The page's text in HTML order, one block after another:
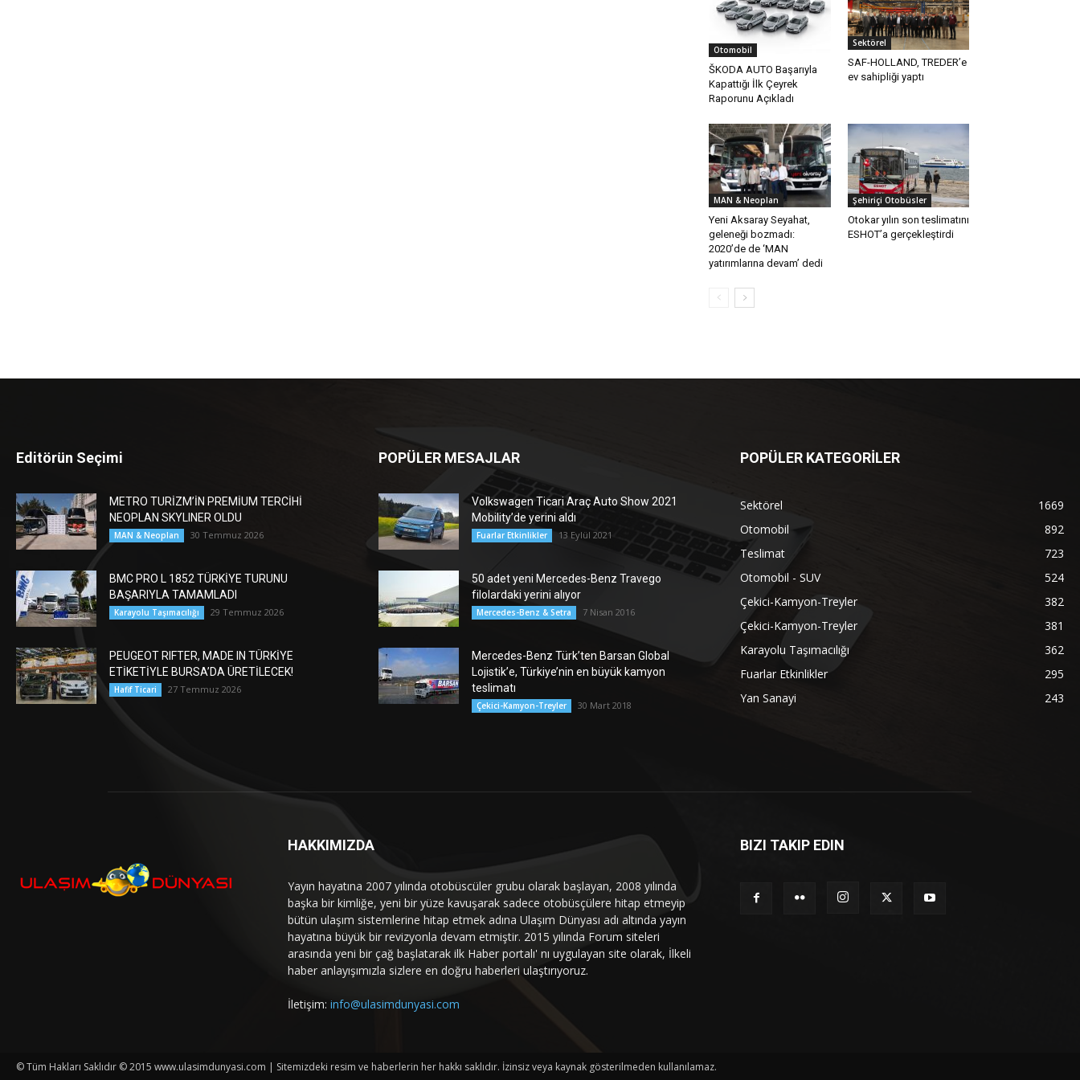
Otomobil
ŠKODA AUTO Başarıyla
Kapattığı İlk Çeyrek
Raporunu Açıkladı
Sektörel
SAF-HOLLAND, TREDER’e
ev sahipliği yaptı
MAN & Neoplan
Yeni Aksaray Seyahat,
geleneği bozmadı:
2020’de de ‘MAN
yatırımlarına devam’ dedi
Şehiriçi Otobüsler
Otokar yılın son teslimatını
ESHOT’a gerçekleştirdi
Editörün Seçimi
METRO TURİZM’İN PREMİUM TERCİHİ
NEOPLAN SKYLINER OLDU
MAN & Neoplan 30 Temmuz 2026
BMC PRO L 1852 TÜRKİYE TURUNU
BAŞARIYLA TAMAMLADI
Karayolu Taşımacılığı 29 Temmuz 2026
PEUGEOT RIFTER, MADE IN TÜRKİYE
ETİKETİYLE BURSA’DA ÜRETİLECEK!
Hafif Ticari 27 Temmuz 2026
POPÜLER MESAJLAR
Volkswagen Ticari Araç Auto Show 2021
Mobility’de yerini aldı
Fuarlar Etkinlikler 13 Eylül 2021
50 adet yeni Mercedes-Benz Travego
filolardaki yerini alıyor
Mercedes-Benz & Setra 7 Nisan 2016
Mercedes-Benz Türk’ten Barsan Global
Lojistik’e, Türkiye’nin en büyük kamyon
teslimatı
Çekici-Kamyon-Treyler 30 Mart 2018
POPÜLER KATEGORİLER
Sektörel
1669
Otomobil
892
Teslimat
723
Otomobil - SUV
524
Çekici-Kamyon-Treyler
382
Çekici-Kamyon-Treyler
381
Karayolu Taşımacılığı
362
Fuarlar Etkinlikler
295
Yan Sanayi
243
HAKKIMIZDA
Yayın hayatına 2007 yılında otobüscüler grubu olarak başlayan, 2008 yılında
başka bir kimliğe, yeni bir yüze kavuşarak sadece otobüsçülere hitap etmeyip
bütün ulaşım sistemlerine hitap etmek adına Ulaşım Dünyası adı altında yayın
hayatına büyük bir revizyonla devam etmiştir. 2015 yılında Forum siteleri
arasında yeni bir çağ başlatarak ilk Haber portalı' nı uygulayan site olarak, İlkeli
haber anlayışımızla sizlere en doğru haberleri ulaştırıyoruz.
İletişim: info@ulasimdunyasi.com
BIZI TAKIP EDIN
© Tüm Hakları Saklıdır © 2015 www.ulasimdunyasi.com | Sitemizdeki resim ve haberlerin her hakkı saklıdır. İzinsiz veya kaynak gösterilmeden kullanılamaz.